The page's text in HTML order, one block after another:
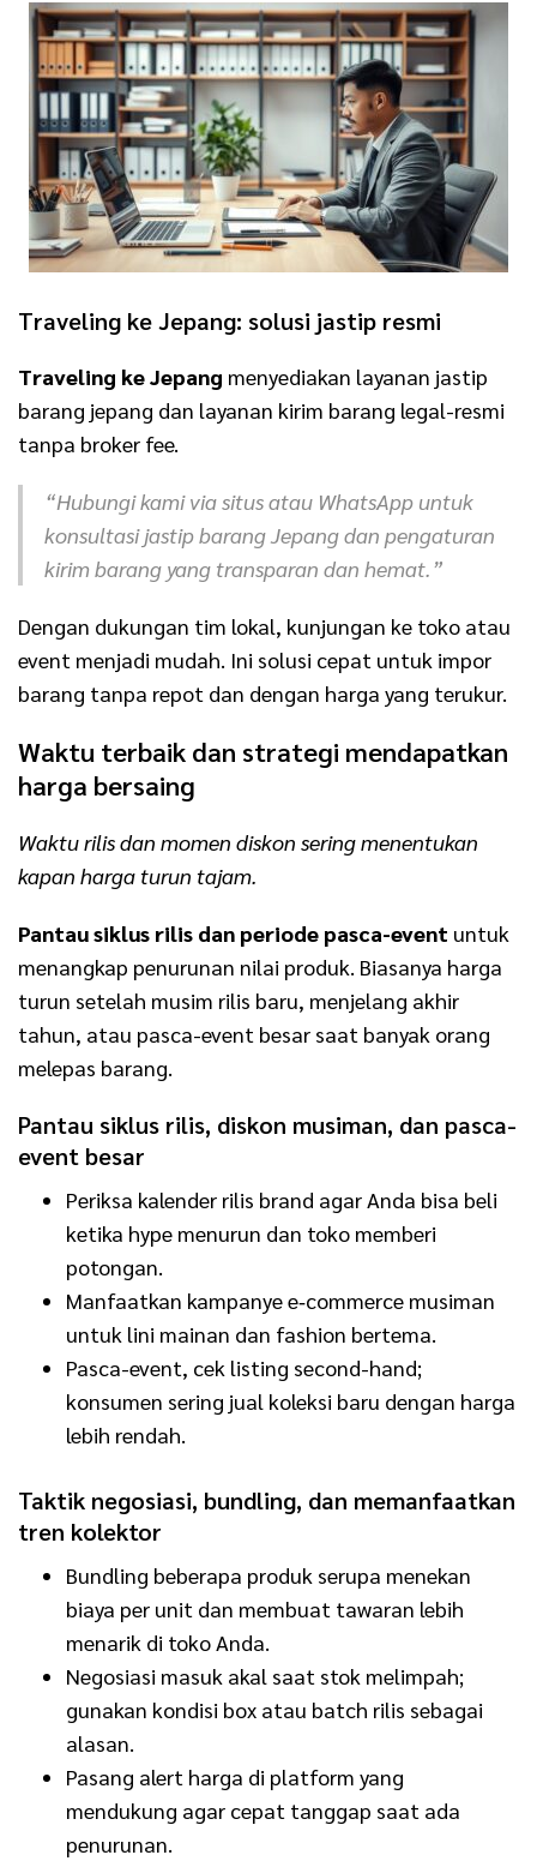
Traveling ke Jepang: solusi jastip resmi
Traveling ke Jepang menyediakan layanan jastip
barang jepang dan layanan kirim barang legal-resmi
tanpa broker fee.
“Hubungi kami via situs atau WhatsApp untuk
konsultasi jastip barang Jepang dan pengaturan
kirim barang yang transparan dan hemat.”
Dengan dukungan tim lokal, kunjungan ke toko atau
event menjadi mudah. Ini solusi cepat untuk impor
barang tanpa repot dan dengan harga yang terukur.
Waktu terbaik dan strategi mendapatkan
harga bersaing
Waktu rilis dan momen diskon sering menentukan
kapan harga turun tajam.
Pantau siklus rilis dan periode pasca-event untuk
menangkap penurunan nilai produk. Biasanya harga
turun setelah musim rilis baru, menjelang akhir
tahun, atau pasca-event besar saat banyak orang
melepas barang.
Pantau siklus rilis, diskon musiman, dan pasca-
event besar
Periksa kalender rilis brand agar Anda bisa beli
ketika hype menurun dan toko memberi
potongan.
Manfaatkan kampanye e‑commerce musiman
untuk lini mainan dan fashion bertema.
Pasca-event, cek listing second-hand;
konsumen sering jual koleksi baru dengan harga
lebih rendah.
Taktik negosiasi, bundling, dan memanfaatkan
tren kolektor
Bundling beberapa produk serupa menekan
biaya per unit dan membuat tawaran lebih
menarik di toko Anda.
Negosiasi masuk akal saat stok melimpah;
gunakan kondisi box atau batch rilis sebagai
alasan.
Pasang alert harga di platform yang
mendukung agar cepat tanggap saat ada
penurunan.